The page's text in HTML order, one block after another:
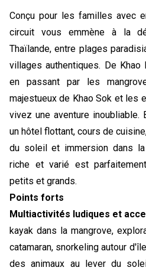
Conçu pour les familles avec
circuit vous emmène à la
Thaïlande, entre plages
villages authentiques. De
en passant par les
majestueux de Khao Sok et les
vivez une aventure inoubliable.
un hôtel flottant, cours de
du soleil et immersion dans
riche et varié est
petits et grands.
Points forts
Multiactivités ludiques et
kayak dans la mangrove,
catamaran, snorkeling autour
des animaux au lever du